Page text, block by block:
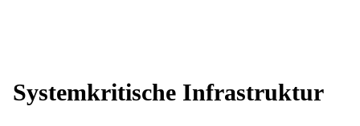
Systemkritische Infrastruktur